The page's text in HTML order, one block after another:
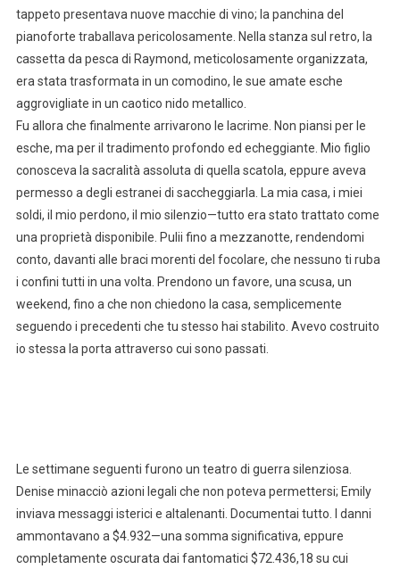
tappeto presentava nuove macchie di vino; la panchina del
pianoforte traballava pericolosamente. Nella stanza sul retro, la
cassetta da pesca di Raymond, meticolosamente organizzata,
era stata trasformata in un comodino, le sue amate esche
aggrovigliate in un caotico nido metallico.
Fu allora che finalmente arrivarono le lacrime. Non piansi per le
esche, ma per il tradimento profondo ed echeggiante. Mio figlio
conosceva la sacralità assoluta di quella scatola, eppure aveva
permesso a degli estranei di saccheggiarla. La mia casa, i miei
soldi, il mio perdono, il mio silenzio—tutto era stato trattato come
una proprietà disponibile. Pulii fino a mezzanotte, rendendomi
conto, davanti alle braci morenti del focolare, che nessuno ti ruba
i confini tutti in una volta. Prendono un favore, una scusa, un
weekend, fino a che non chiedono la casa, semplicemente
seguendo i precedenti che tu stesso hai stabilito. Avevo costruito
io stessa la porta attraverso cui sono passati.
Le settimane seguenti furono un teatro di guerra silenziosa.
Denise minacciò azioni legali che non poteva permettersi; Emily
inviava messaggi isterici e altalenanti. Documentai tutto. I danni
ammontavano a $4.932—una somma significativa, eppure
completamente oscurata dai fantomatici $72.436,18 su cui